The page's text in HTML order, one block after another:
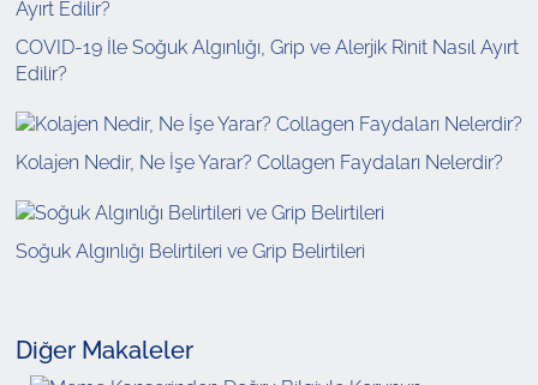
COVID-19 İle Soğuk Algınlığı, Grip ve Alerjik Rinit Nasıl Ayırt
Edilir?
Kolajen Nedir, Ne İşe Yarar? Collagen Faydaları Nelerdir?
Soğuk Algınlığı Belirtileri ve Grip Belirtileri
Diğer Makaleler